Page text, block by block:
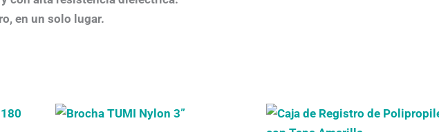
en un solo lugar.